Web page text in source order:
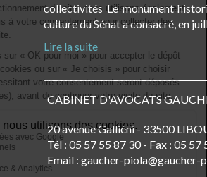
collectivités Le monument
culture du Sénat a consacré, en
Lire la suite
CABINET D'AVOCATS
20 avenue Galliéni - 33500
Tél : 05 57 55 87 30 - Fax : 05 57
Email : gaucher-piola@gaucher-